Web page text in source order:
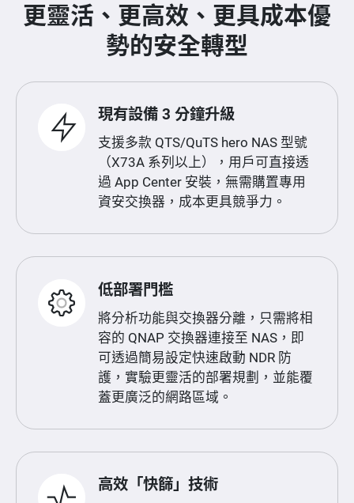
更靈活、更高效、更具成本優
勢的安全轉型
現有設備 3 分鐘升級
支援多款 QTS/QuTS hero NAS 型號
（X73A 系列以上），用戶可直接透
過 App Center 安裝，無需購置專用
資安交換器，成本更具競爭力。
低部署門檻
將分析功能與交換器分離，只需將相
容的 QNAP 交換器連接至 NAS，即
可透過簡易設定快速啟動 NDR 防
護，實驗更靈活的部署規劃，並能覆
蓋更廣泛的網路區域。
高效「快篩」技術